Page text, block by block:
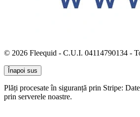
© 2026 Fleequid - C.U.I. 04114790134 -
Înapoi sus
Plăți procesate în siguranță prin Stripe:
prin serverele noastre.